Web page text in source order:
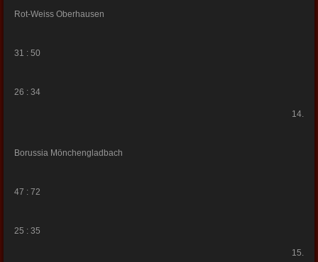
Rot-Weiss Oberhausen
31 : 50
26 : 34
14.
Borussia Mönchengladbach
47 : 72
25 : 35
15.